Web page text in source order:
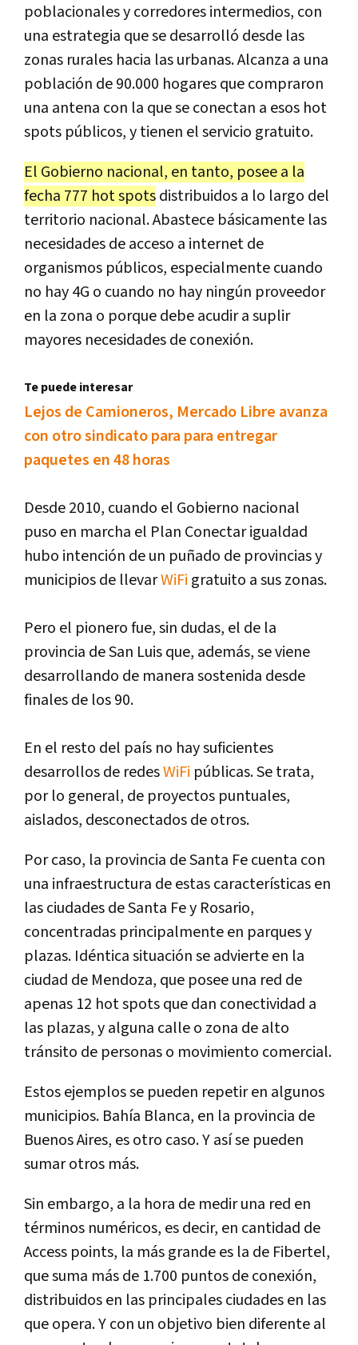
poblacionales y corredores intermedios, con
una estrategia que se desarrolló desde las
zonas rurales hacia las urbanas. Alcanza a una
población de 90.000 hogares que compraron
una antena con la que se conectan a esos hot
spots públicos, y tienen el servicio gratuito.
El Gobierno nacional, en tanto, posee a la
fecha 777 hot spotsdistribuidos a lo largo del
territorio nacional. Abastece básicamente las
necesidades de acceso a internet de
organismos públicos, especialmente cuando
no hay 4G o cuando no hay ningún proveedor
en la zona o porque debe acudir a suplir
mayores necesidades de conexión.
Te puede interesar
Lejos de Camioneros, Mercado Libre avanza
con otro sindicato para para entregar
paquetes en 48 horas
Desde 2010, cuando el Gobierno nacional
puso en marcha el Plan Conectar igualdad
hubo intención de un puñado de provincias y
municipios de llevarWiFi gratuito a sus zonas.
Pero el pionero fue, sin dudas, el de la
provincia de San Luis que, además, se viene
desarrollando de manera sostenida desde
finales de los 90.
En el resto del país no hay suficientes
desarrollos de redesWiFi públicas. Se trata,
por lo general, de proyectos puntuales,
aislados, desconectados de otros.
Por caso, la provincia de Santa Fe cuenta con
una infraestructura de estas características en
las ciudades de Santa Fe y Rosario,
concentradas principalmente en parques y
plazas. Idéntica situación se advierte en la
ciudad de Mendoza, que posee una red de
apenas 12 hot spots que dan conectividad a
las plazas, y alguna calle o zona de alto
tránsito de personas o movimiento comercial.
Estos ejemplos se pueden repetir en algunos
municipios. Bahía Blanca, en la provincia de
Buenos Aires, es otro caso. Y así se pueden
sumar otros más.
Sin embargo, a la hora de medir una red en
términos numéricos, es decir, en cantidad de
Access points, la más grande es la de Fibertel,
que suma más de 1.700 puntos de conexión,
distribuidos en las principales ciudades en las
que opera. Y con un objetivo bien diferente al